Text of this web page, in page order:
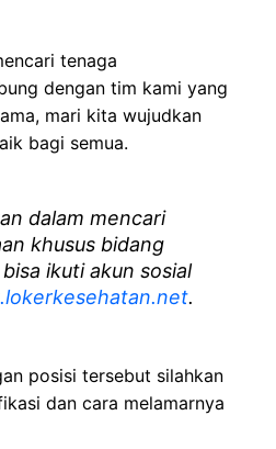
tenaga
dengan tim kami yang
mari kita wujudkan
bagi semua.
dalam mencari
khusus bidang
ikuti akun sosial
.
posisi tersebut silahkan
dan cara melamarnya